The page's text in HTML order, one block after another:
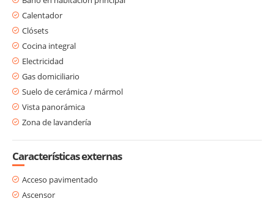
Calentador
Clósets
Cocina integral
Electricidad
Gas domiciliario
Suelo de cerámica / mármol
Vista panorámica
Zona de lavandería
Características externas
Acceso pavimentado
Ascensor